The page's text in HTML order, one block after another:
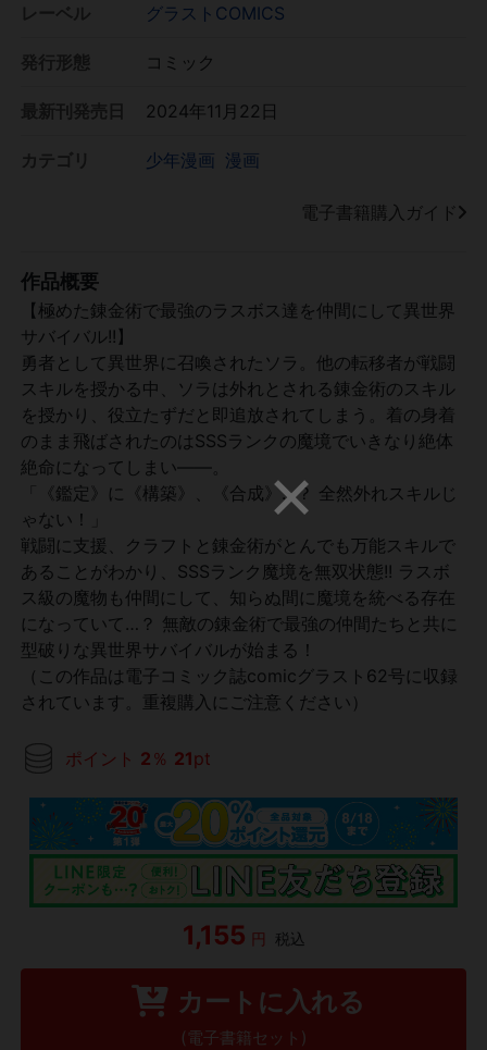
グラストCOMICS
コミック
2024年11月22日
少年漫画 漫画
電子書籍購入ガイド
作品概要
【極めた錬金術で最強のラスボス達を仲間にして異世界
サバイバル!!】
勇者として異世界に召喚されたソラ。他の転移者が戦闘
スキルを授かる中、ソラは外れとされる錬金術のスキル
を授かり、役立たずだと即追放されてしまう。着の身着
のまま飛ばされたのはSSSランクの魔境でいきなり絶体
絶命になってしまい――。
「《鑑定》に《構築》、《合成》…？ 全然外れスキルじ
ゃない！」
戦闘に支援、クラフトと錬金術がとんでも万能スキルで
あることがわかり、SSSランク魔境を無双状態!! ラスボ
ス級の魔物も仲間にして、知らぬ間に魔境を統べる存在
になっていて…？ 無敵の錬金術で最強の仲間たちと共に
型破りな異世界サバイバルが始まる！
（この作品は電子コミック誌comicグラスト62号に収録
されています。重複購入にご注意ください）
ポイント 2 ％ 21pt
1,155 円 税込
カートに入れる
(電子書籍セット)